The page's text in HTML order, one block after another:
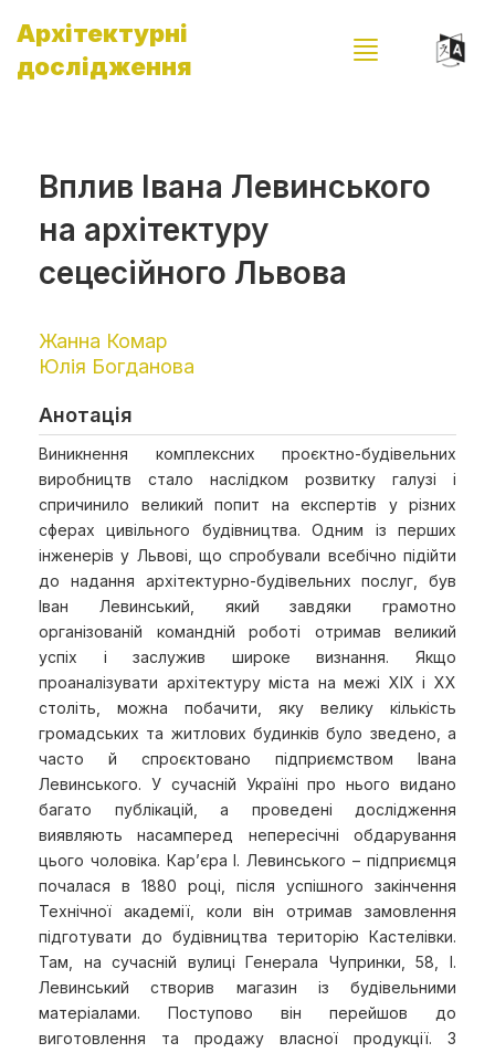
Архітектурні
дослідження
Вплив Івана Левинського
на архітектуру
сецесійного Львова
Жанна Комар
Юлія Богданова
Анотація
Виникнення комплексних проєктно-будівельних
виробництв стало наслідком розвитку галузі і
спричинило великий попит на експертів у різних
сферах цивільного будівництва. Одним із перших
інженерів у Львові, що спробували всебічно підійти
до надання архітектурно-будівельних послуг, був
Іван Левинський, який завдяки грамотно
організованій командній роботі отримав великий
успіх і заслужив широке визнання. Якщо
проаналізувати архітектуру міста на межі ХІХ і ХХ
століть, можна побачити, яку велику кількість
громадських та житлових будинків було зведено, а
часто й спроєктовано підприємством Івана
Левинського. У сучасній Україні про нього видано
багато публікацій, а проведені дослідження
виявляють насамперед непересічні обдарування
цього чоловіка. Кар’єра І. Левинського – підприємця
почалася в 1880 році, після успішного закінчення
Технічної академії, коли він отримав замовлення
підготувати до будівництва територію Кастелівки.
Там, на сучасній вулиці Генерала Чупринки, 58, І.
Левинський створив магазин із будівельними
матеріалами. Поступово він перейшов до
виготовлення та продажу власної продукції. З